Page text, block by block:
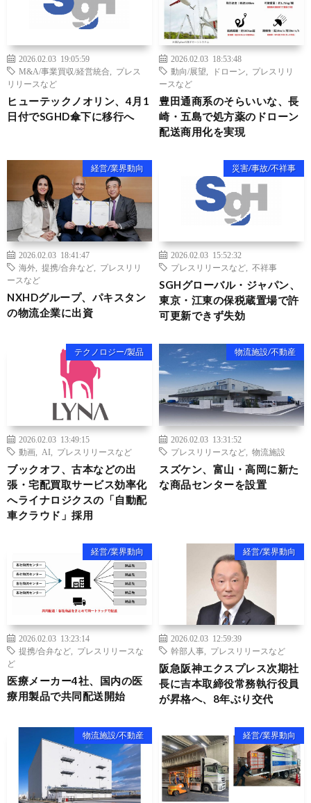
2026.02.03 19:05:59
M&A/事業買収/経営統合
プレス
リリースなど
ヒューテックノオリン、4月1
日付でSGHD傘下に移行へ
2026.02.03 18:53:48
動向/展望
ドローン
プレスリリ
ースなど
豊田通商系のそらいいな、長
崎・五島で処方薬のドローン
配送商用化を実現
経営/業界動向
2026.02.03 18:41:47
海外
提携/合弁など
プレスリリ
ースなど
NXHDグループ、パキスタン
の物流企業に出資
災害/事故/不祥事
2026.02.03 15:52:32
プレスリリースなど
不祥事
SGHグローバル・ジャパン、
東京・江東の保税蔵置場で許
可更新できず失効
テクノロジー/製品
2026.02.03 13:49:15
動画
AI プレスリリースなど
ブックオフ、古本などの出
張・宅配買取サービス効率化
へライナロジクスの「自動配
車クラウド」採用
物流施設/不動産
2026.02.03 13:31:52
プレスリリースなど
物流施設
スズケン、富山・高岡に新た
な商品センターを設置
経営/業界動向
2026.02.03 13:23:14
提携/合弁など
プレスリリースな
ど
医療メーカー4社、国内の医
療用製品で共同配送開始
経営/業界動向
2026.02.03 12:59:39
幹部人事
プレスリリースなど
阪急阪神エクスプレス次期社
長に吉本取締役常務執行役員
が昇格へ、8年ぶり交代
物流施設/不動産 経営/業界動向